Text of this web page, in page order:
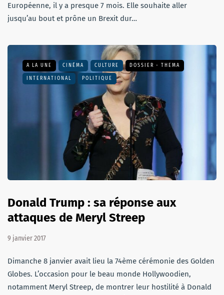
Européenne, il y a presque 7 mois. Elle souhaite aller
jusqu’au bout et prône un Brexit dur…
A LA UNE CINÉMA CULTURE DOSSIER - THEMA
INTERNATIONAL POLITIQUE
Donald Trump : sa réponse aux
attaques de Meryl Streep
9 janvier 2017
Dimanche 8 janvier avait lieu la 74ème cérémonie des Golden
Globes. L’occasion pour le beau monde Hollywoodien,
notamment Meryl Streep, de montrer leur hostilité à Donald